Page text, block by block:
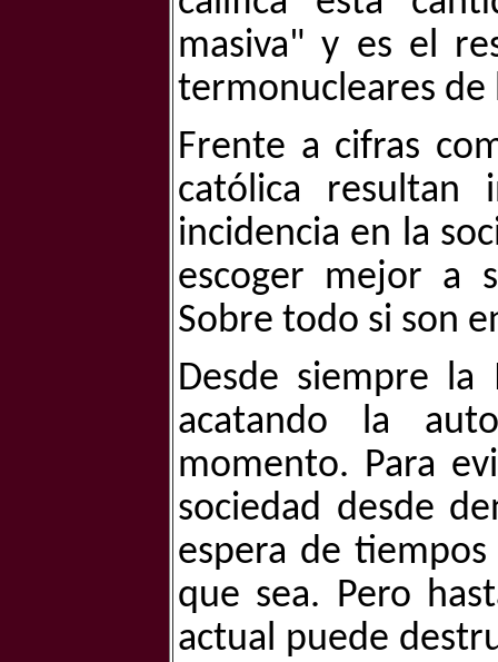
masiva" y es el
termonucleares de
Frente a cifras
católica resultan
incidencia en la
escoger mejor a
Sobre todo si son
Desde siempre
acatando la
momento. Para
sociedad desde
espera de
que sea. Pero
actual puede